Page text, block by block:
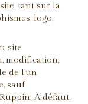
tant sur la
logo,
site
modification,
de l'un
sauf
À défaut,